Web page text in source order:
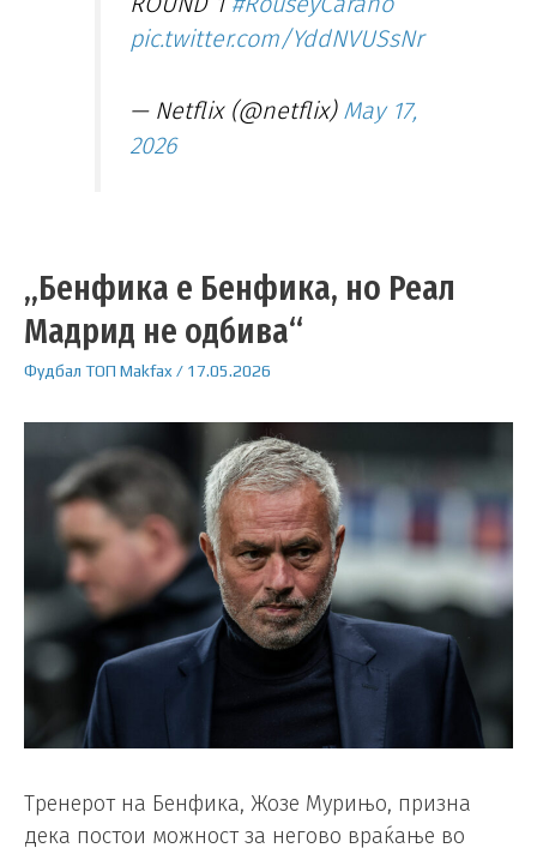
pic.twitter.com/YddNVUSsNr
— Netflix (@netflix) May 17,
2026
„Бенфика е Бенфика, но Реал
Мадрид не одбива“
Фудбал ТОП Makfax/ 17.05.2026
Тренерот на Бенфика, Жозе Мурињо, призна
дека постои можност за негово враќање во